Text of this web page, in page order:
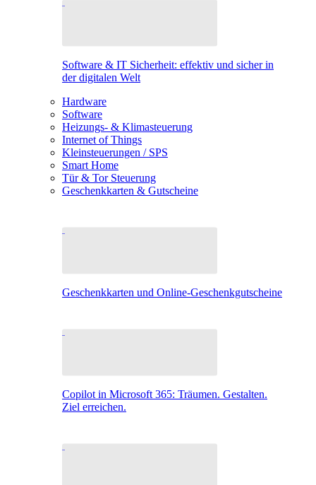
Software & IT Sicherheit: effektiv und sicher in
der digitalen Welt
Hardware
Software
Heizungs- & Klimasteuerung
Internet of Things
Kleinsteuerungen / SPS
Smart Home
Tür & Tor Steuerung
Geschenkkarten & Gutscheine
Geschenkkarten und Online-Geschenkgutscheine
Copilot in Microsoft 365: Träumen. Gestalten.
Ziel erreichen.